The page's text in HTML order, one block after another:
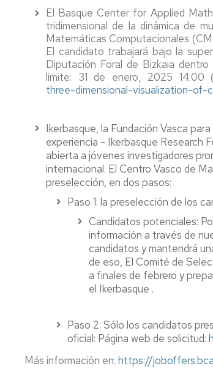
Consejo
Doctorado
IUMA
El Basque Center for Applied
tridimensional de la dinámica de
Matemáticas Computacionales
El candidato trabajará bajo la
Diputación Foral de Bizkaia
límite: 31 de enero, 2025
three-dimensional-visualization-of-
Ikerbasque, la Fundación Vasca
experiencia - Ikerbasque Research
abierta a jóvenes investigadores
internacional. El Centro Vasco de
preselección, en dos pasos:
Paso 1: la preselección de los
Candidatos potenciales:
información a través de
candidatos y mantendrá
de eso, El Comité de
a finales de febrero y
el Ikerbasque .
Paso 2: Sólo los candidatos
oficial: Página web de solicitud:
Más información en: https://